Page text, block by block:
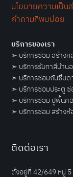
นโยบายความเป็น
คำถามที่พบบ่อย
บริการของเรา
➣ บริการซ่อม สร้าง
➣ บริการรับทาสีบ้าน
➣ บริการซ่อมกันซึมด
➣ บริการซ่อมประตู ซ่
➣ บริการซ่อม ปูพื้นค
➣ บริการซ่อม สร้างห้
ติดต่อเรา
ตั้งอยู่ที่ 42/649 หมู่ 5